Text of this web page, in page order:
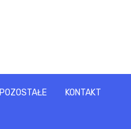
POZOSTAŁE KONTAKT